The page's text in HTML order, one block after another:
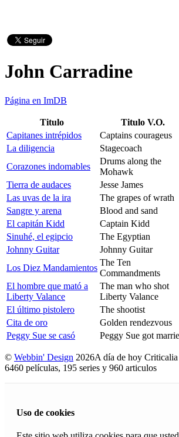
John Carradine
Página en ImDB
Titulo Titulo V.O.
Capitanes intrépidos
Captains courageus
La diligencia
Stagecoach
Corazones indomables
Drums along the
Mohawk
Tierra de audaces
Jesse James
Las uvas de la ira
The grapes of wrath
Sangre y arena
Blood and sand
El capitán Kidd
Captain Kidd
Sinuhé, el egipcio
The Egyptian
Johnny Guitar
Johnny Guitar
Los Diez Mandamientos
The Ten
Commandments
El hombre que mató a
Liberty Valance
The man who shot
Liberty Valance
El último pistolero
The shootist
Cita de oro
Golden rendezvous
Peggy Sue se casó
Peggy Sue got
© Webbin' Design 2026A día de hoy Criticalia
6460 películas, 195 series y 960 articulos
Uso de cookies